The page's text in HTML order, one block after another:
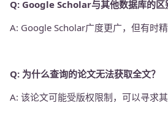
Q: Google Scholar与其他数据库的区
A: Google Scholar广度更广，但有时
Q: 为什么查询的论文无法获取全文？
A: 该论文可能受版权限制，可以寻求